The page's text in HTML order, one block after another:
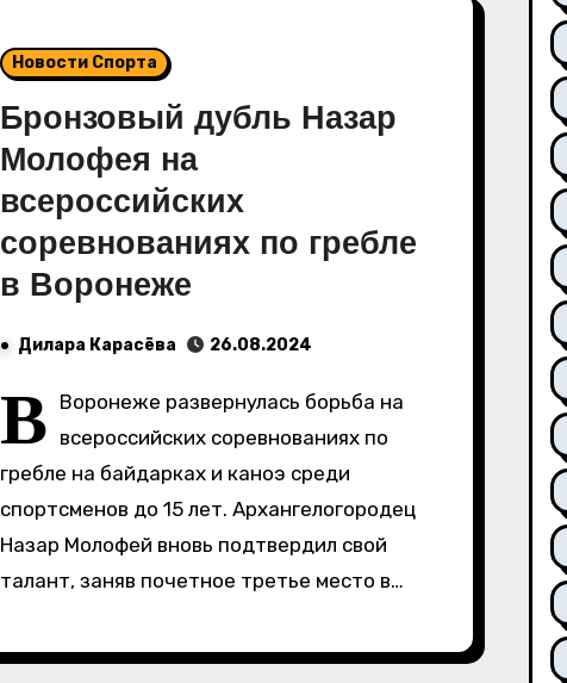
Новости Спорта
Бронзовый дубль Назар
Молофея на
всероссийских
соревнованиях по гребле
в Воронеже
Дилара Карасёва 26.08.2024
В Воронеже развернулась борьба на
всероссийских соревнованиях по
гребле на байдарках и каноэ среди
спортсменов до 15 лет. Архангелогородец
Назар Молофей вновь подтвердил свой
талант, заняв почетное третье место в…